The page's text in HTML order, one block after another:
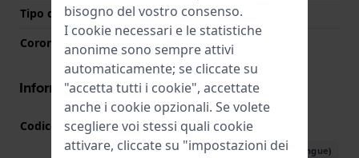
Tipo di vetro
Minerale
Corona
Corona da estrarre
Informazioni del movimento
Codice Movimento M684 (Vedi specifiche
Scarica il manuale (multilingue)
bisogno del vostro consenso.
I cookie necessari e le statistiche
anonime sono sempre attivi
automaticamente; se cliccate su
"accetta tutti i cookie", accettate
anche i cookie opzionali. Se volete
scegliere voi stessi quali cookie
attivare, cliccate su "impostazioni dei